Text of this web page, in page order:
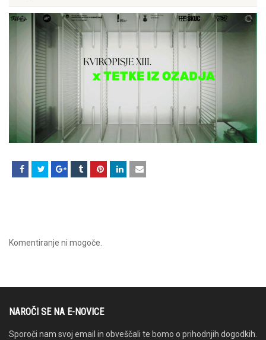
Komentiranje ni mogoče.
NAROČI SE NA E-NOVICE
Sporoči nam svoj email in obveščali te bomo o prihodnjih dogodkih.